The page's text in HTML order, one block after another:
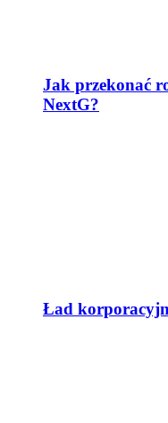
Jak przekonać
NextG?
Ład